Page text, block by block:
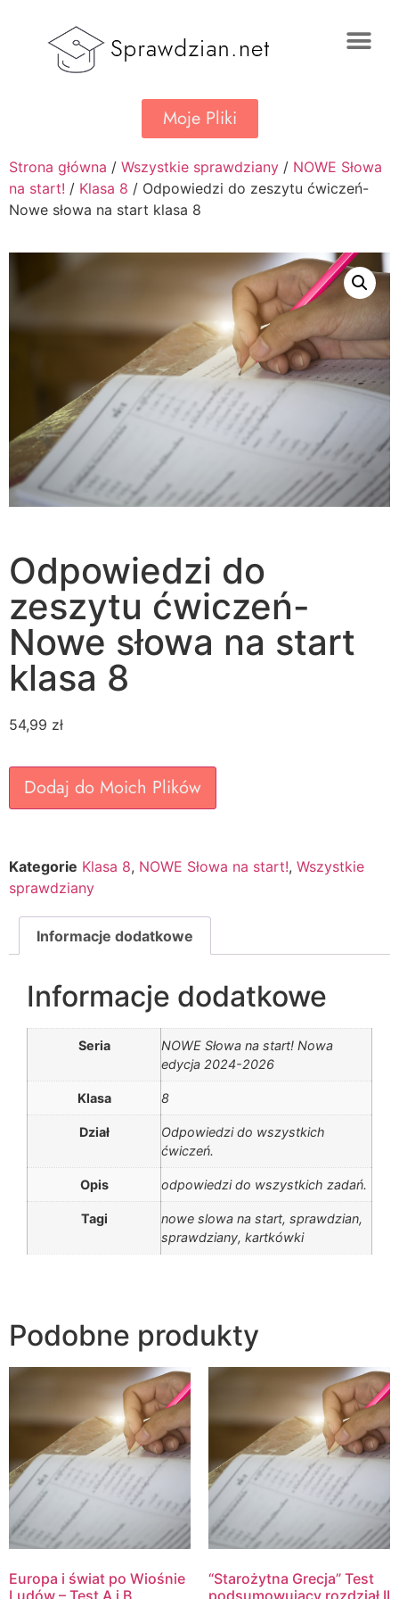
Moje Pliki
Strona główna / Wszystkie sprawdziany / NOWE Słowa
na start! / Klasa 8 / Odpowiedzi do zeszytu ćwiczeń-
Nowe słowa na start klasa 8
Odpowiedzi do
zeszytu ćwiczeń-
Nowe słowa na start
klasa 8
54,99 zł
Dodaj do Moich Plików
Kategorie Klasa 8, NOWE Słowa na start!, Wszystkie
sprawdziany
Informacje dodatkowe
Informacje dodatkowe
Seria
NOWE Słowa na start! Nowa
edycja 2024-2026
Klasa 8
Dział
Odpowiedzi do wszystkich
ćwiczeń.
Opis odpowiedzi do wszystkich zadań.
Tagi
nowe slowa na start, sprawdzian,
sprawdziany, kartkówki
Podobne produkty
Europa i świat po Wiośnie
Ludów – Test A i B
“Starożytna Grecja” Test
podsumowujący rozdział II